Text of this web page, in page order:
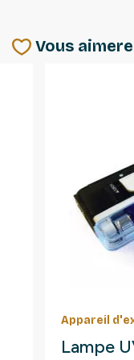
Vous
Appareil
Lampe